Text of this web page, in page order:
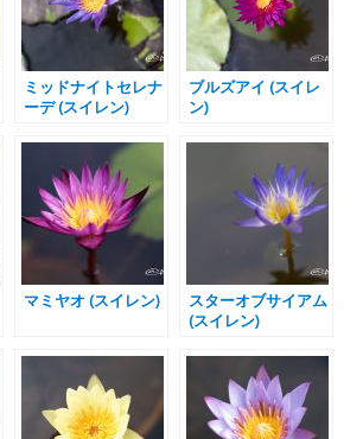
ミッドナイトセレナ
ーデ (スイレン)
ブルズアイ (スイレ
ン)
マミヤオ (スイレン)
スターオブサイアム
(スイレン)